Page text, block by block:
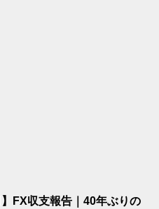
】FX収支報告｜40年ぶりの